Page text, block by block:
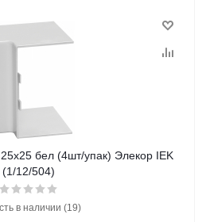
бел (4шт/упак) Элекор IEK
(1/12/504)
в наличии (19)